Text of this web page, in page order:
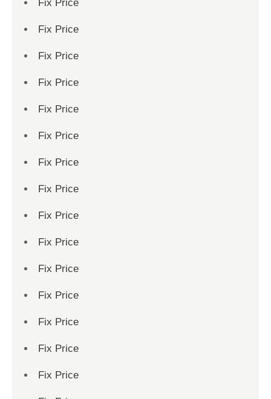
Fix Price
Fix Price
Fix Price
Fix Price
Fix Price
Fix Price
Fix Price
Fix Price
Fix Price
Fix Price
Fix Price
Fix Price
Fix Price
Fix Price
Fix Price